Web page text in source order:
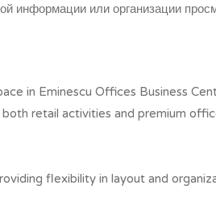
информации или организации
in Eminescu Offices Business
retail activities and premium
flexibility in layout and